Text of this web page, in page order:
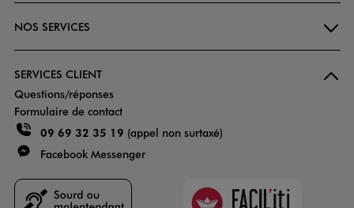
NOS SERVICES
SERVICES CLIENT
Questions/réponses
Formulaire de contact
09 69 32 35 19 (appel non surtaxé)
Facebook Messenger
Faciliti